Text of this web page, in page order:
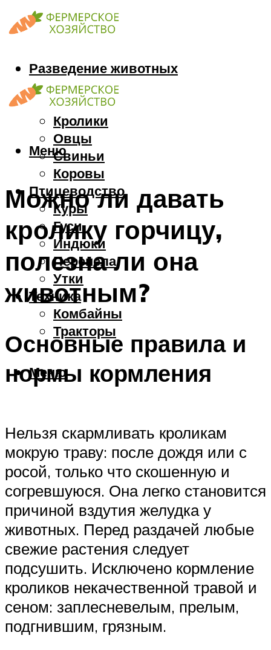
Разведение животных
Козы
Кони
Кролики
Овцы
Свиньи
Коровы
Птицеводство
Куры
Гуси
Индюки
Перепела
Утки
Техника
Комбайны
Тракторы
Меню
Меню
Можно ли давать
кролику горчицу,
полезна ли она
животным?
Основные правила и
нормы кормления
Нельзя скармливать кроликам
мокрую траву: после дождя или с
росой, только что скошенную и
согревшуюся. Она легко становится
причиной вздутия желудка у
животных. Перед раздачей любые
свежие растения следует
подсушить. Исключено кормление
кроликов некачественной травой и
сеном: заплесневелым, прелым,
подгнившим, грязным.